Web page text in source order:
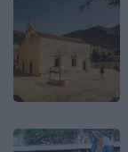
Image